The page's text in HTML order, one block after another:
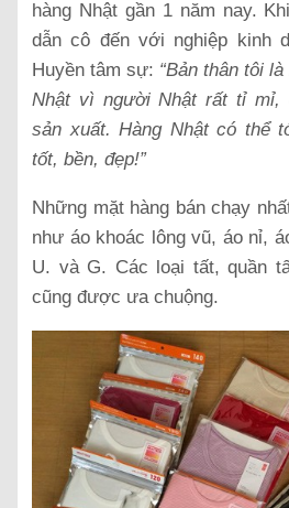
hàng Nhật gần 1 năm nay.
dẫn cô đến với nghiệp kinh
Huyền tâm sự: “Bản thân tôi
Nhật vì người Nhật rất tỉ mỉ,
sản xuất. Hàng Nhật có thể
tốt, bền, đẹp!”
Những mặt hàng bán chạy
như áo khoác lông vũ, áo nỉ,
U. và G. Các loại tất, quần
cũng được ưa chuộng.